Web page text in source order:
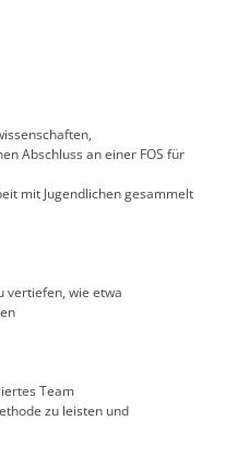
Abschluss an einer FOS für
mit Jugendlichen gesammelt
vertiefen, wie etwa
Team
zu leisten und